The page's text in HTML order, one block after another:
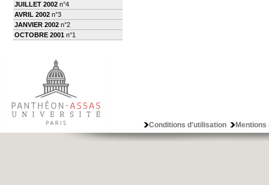
JUILLET 2002 n°4
AVRIL 2002 n°3
JANVIER 2002 n°2
OCTOBRE 2001 n°1
Conditions d'utilisation Mentions